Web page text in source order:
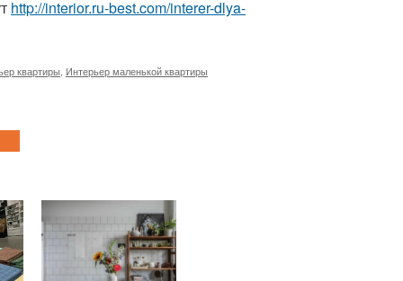
http://interior.ru-best.com/interer-dlya-
квартиры Интерьер маленькой квартиры